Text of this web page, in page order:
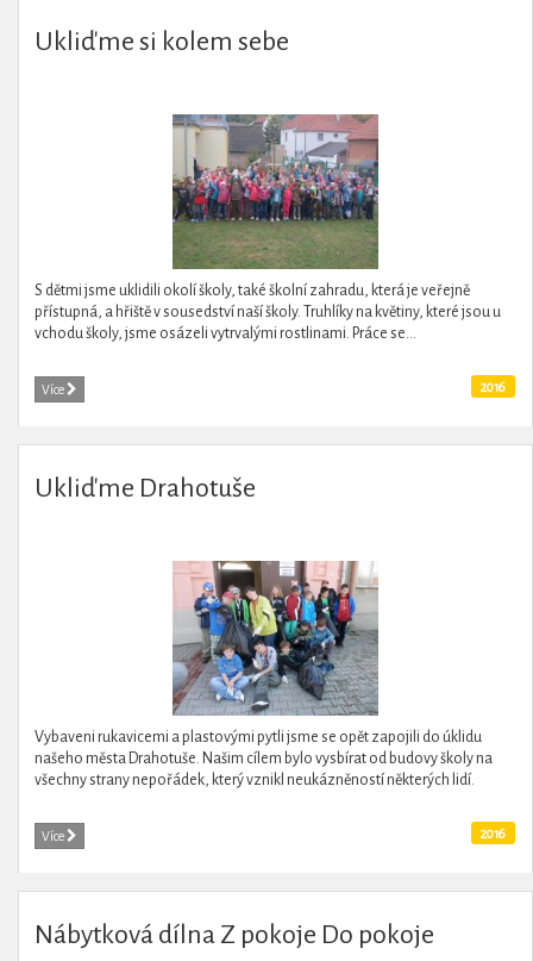
Ukliďme si kolem sebe
S dětmi jsme uklidili okolí školy, také školní zahradu, která je veřejně
přístupná, a hřiště v sousedství naší školy. Truhlíky na květiny, které jsou u
vchodu školy, jsme osázeli vytrvalými rostlinami. Práce se...
Více 2016
Ukliďme Drahotuše
Vybaveni rukavicemi a plastovými pytli jsme se opět zapojili do úklidu
našeho města Drahotuše. Našim cílem bylo vysbírat od budovy školy na
všechny strany nepořádek, který vznikl neukázněností některých lidí.
Více 2016
Nábytková dílna Z pokoje Do pokoje